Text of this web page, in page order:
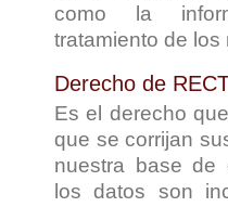
como la
tratamiento de los
Derecho de
Es el derecho
que se corrijan
nuestra base de
los datos son